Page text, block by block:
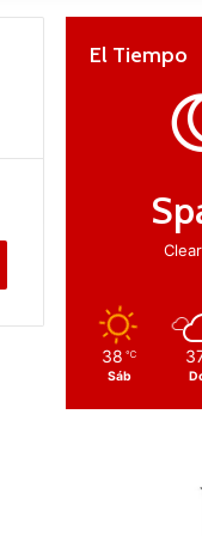
El Tiempo
38 ℃
Sáb